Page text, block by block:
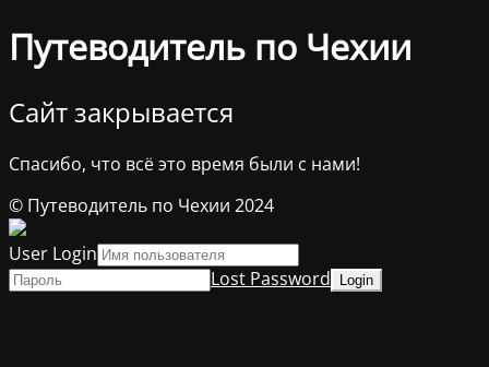
Путеводитель по Чехии
Сайт закрывается
Спасибо, что всё это время были с нами!
© Путеводитель по Чехии 2024
User Login
Lost Password